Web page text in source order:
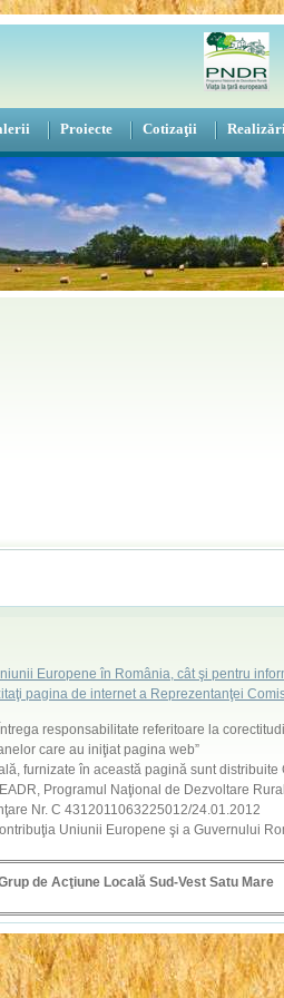
Proiecte Cotizaţii
Europene în România, cât şi pentru
pagina de internet a Reprezentanţei
responsabilitate referitoare la
care au iniţiat pagina web”
furnizate în această pagină sunt distribuite
Programul Naţional de Dezvoltare
Nr. C 4312011063225012/24.01.2012
Uniunii Europene şi a Guvernului
de Acţiune Locală Sud-Vest Satu Mare